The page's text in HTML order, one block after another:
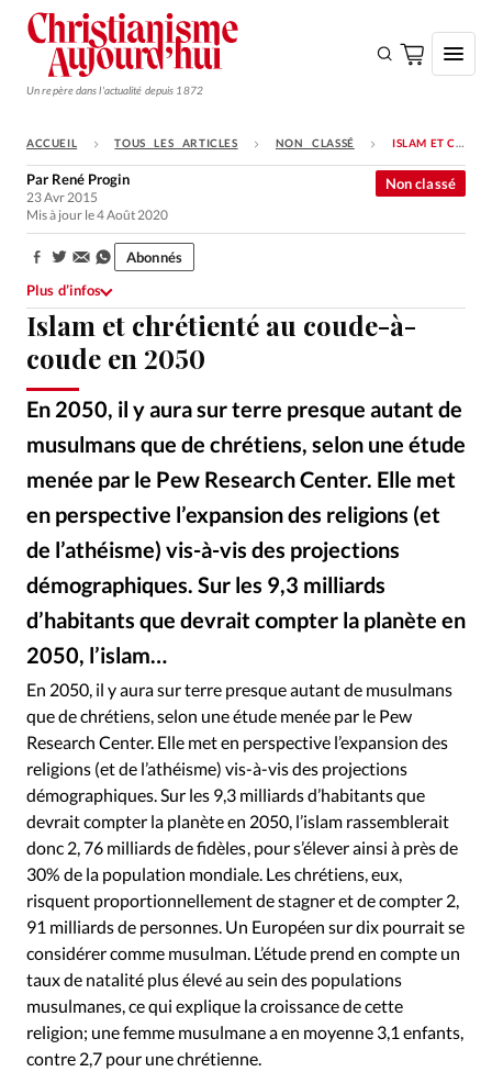
Un repère dans l'actualité depuis 1872
S'ABONNER
Monde
Opinions
Tous les articles
Faire un don
Emploi
Se connecter
Édition: Internationale
Devise:
RUBRIQUES
Tous les articles
Actualité chrétienne
Actualité internationale
Chronique
Culture
Dossier
Eglises
Opinions
Publireportage
Relations Aujourd'hui
Société
Tour du monde des Eglises
Trait d'Ixène
Vécu
Vie Intérieure
ACCUEIL TOUS LES ARTICLES NON CLASSÉ ISLAM ET CHRÉTIENTÉ AU COUDE-À-COUDE EN 2050
Islam et chrétienté au coude-à-
coude en 2050
En 2050, il y aura sur terre presque autant de
musulmans que de chrétiens, selon une étude
menée par le Pew Research Center. Elle met
en perspective l’expansion des religions (et
de l’athéisme) vis-à-vis des projections
démographiques. Sur les 9,3 milliards
d’habitants que devrait compter la planète en
2050, l’islam…
Non classé
Par René Progin
23 Avr 2015
Mis à jour le 4 Août 2020
Partager:
Abonnés
Plus d’infos
En 2050, il y aura sur terre presque autant de musulmans
que de chrétiens, selon une étude menée par le Pew
Research Center. Elle met en perspective l’expansion des
religions (et de l’athéisme) vis-à-vis des projections
démographiques. Sur les 9,3 milliards d’habitants que
devrait compter la planète en 2050, l’islam rassemblerait
donc 2, 76 milliards de fidèles , pour s’élever ainsi à près de
30% de la population mondiale. Les chrétiens, eux,
risquent proportionnellement de stagner et de compter 2,
91 milliards de personnes. Un Européen sur dix pourrait se
considérer comme musulman. L’étude prend en compte un
taux de natalité plus élevé au sein des populations
musulmanes, ce qui explique la croissance de cette
religion; une femme musulmane a en moyenne 3,1 enfants,
contre 2,7 pour une chrétienne.